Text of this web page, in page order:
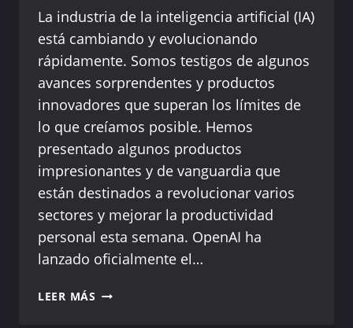
ABIERTO
La industria de la inteligencia artificial (IA)
está cambiando y evolucionando
rápidamente. Somos testigos de algunos
avances sorprendentes y productos
innovadores que superan los límites de
lo que creíamos posible. Hemos
presentado algunos productos
impresionantes y de vanguardia que
están destinados a revolucionar varios
sectores y mejorar la productividad
personal esta semana. OpenAI ha
lanzado oficialmente el…
LEER MÁS TOP